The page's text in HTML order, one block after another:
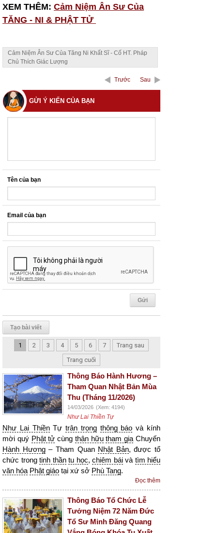
XEM THÊM: Cảm Niệm Ân Sư Của
TĂNG - NI & PHẬT TỬ
Cảm Niệm Ân Sư Của Tăng Ni Khất Sĩ - Cố HT. Pháp
Chủ Thích Giác Lượng
Trước Sau
GỬI Ý KIẾN CỦA BẠN
Tên của bạn
Email của bạn
Tạo bài viết
1 2 3 4 5 6 7
Trang sau
Trang cuối
Thông Báo Hành Hương –
Tham Quan Nhật Bản Mùa
Thu (Tháng 11/2026)
14/03/2026 (Xem: 4194)
Như Lai Thiền Tự
Như Lai ThiềnTựtrân trọng thông báo và kính
mời quý Phật tử cùng thân hữu tham gia Chuyến
Hành Hương– Tham Quan Nhật Bản, được tổ
chức trong tinh thần tu học, chiêm báivà tìm hiểu
văn hóa Phật giáo tại xứ sở Phù Tang.
Đọc thêm
Thông Báo Tổ Chức Lễ
Tưởng Niệm 72 Năm Đức
Tổ Sư Minh Đăng Quang